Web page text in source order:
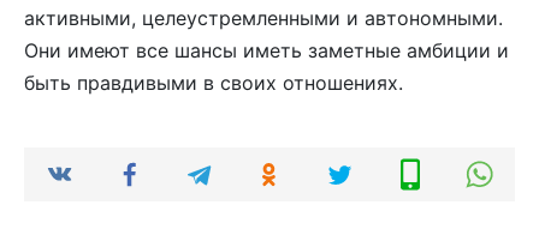
активными, целеустремленными и автономными.
Они имеют все шансы иметь заметные амбиции и
быть правдивыми в своих отношениях.